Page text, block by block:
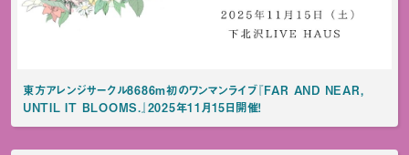
東方アレンジサークル8686m初のワンマンライブ『FAR AND NEAR,
UNTIL IT BLOOMS.』2025年11月15日開催！